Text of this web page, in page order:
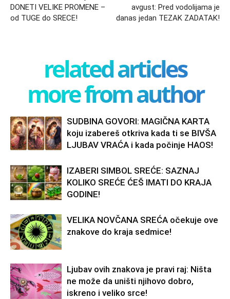
DONETI VELIKE PROMENE –
od TUGE do SRECE!
avgust: Pred vodolijama je
danas jedan TEZAK ZADATAK!
related articles
more from author
SUDBINA GOVORI: MAGIČNA KARTA
koju izabereš otkriva kada ti se BIVŠA
LJUBAV VRAĆA i kada počinje HAOS!
IZABERI SIMBOL SREĆE: SAZNAJ
KOLIKO SREĆE ĆEŠ IMATI DO KRAJA
GODINE!
VELIKA NOVČANA SREĆA očekuje ove
znakove do kraja sedmice!
Ljubav ovih znakova je pravi raj: Ništa
ne može da uništi njihovo dobro,
iskreno i veliko srce!